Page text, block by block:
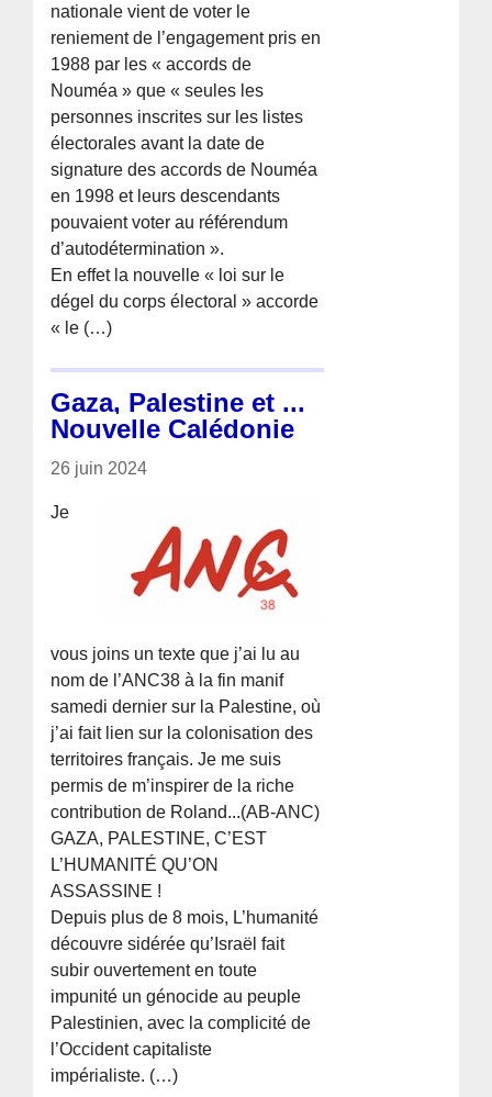
nationale vient de voter le
reniement de l’engagement pris en
1988 par les « accords de
Nouméa » que « seules les
personnes inscrites sur les listes
électorales avant la date de
signature des accords de Nouméa
en 1998 et leurs descendants
pouvaient voter au référendum
d’autodétermination ».
En effet la nouvelle « loi sur le
dégel du corps électoral » accorde
« le (…)
Gaza, Palestine et ...
Nouvelle Calédonie
26 juin 2024
Je
vous joins un texte que j’ai lu au
nom de l’ANC38 à la fin manif
samedi dernier sur la Palestine, où
j’ai fait lien sur la colonisation des
territoires français. Je me suis
permis de m’inspirer de la riche
contribution de Roland...(AB-ANC)
GAZA, PALESTINE, C’EST
L’HUMANITÉ QU’ON
ASSASSINE !
Depuis plus de 8 mois, L’humanité
découvre sidérée qu’Israël fait
subir ouvertement en toute
impunité un génocide au peuple
Palestinien, avec la complicité de
l’Occident capitaliste
impérialiste. (…)